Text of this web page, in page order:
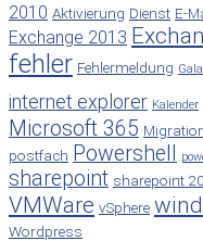
2010 Aktivierung Dienst E-
Exchange 2013
fehler Fehlermeldung
internet explorer Kalender
Microsoft 365
postfach Powershell
sharepoint sharepoint
VMWare vSphere
Wordpress